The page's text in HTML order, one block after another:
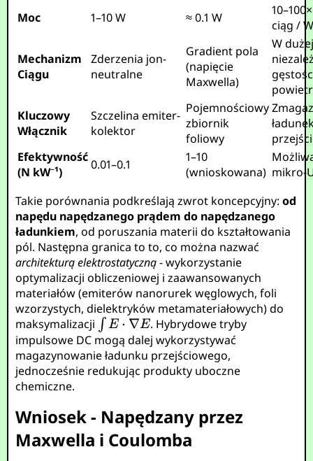
Moc
1–10 W ≈ 0.1 W
ciąg /
Mechanizm
Ciągu
Zderzenia jon-
neutralne
Gradient pola
(napięcie
Maxwella)
W
Kluczowy
Włącznik
Szczelina emiter-
kolektor
Pojemnościowy
zbiornik
foliowy
Efektywność
(N kW⁻¹)
0.01–0.1
1–10
(wnioskowana) mikro-
Takie porównania podkreślają zwrot koncepcyjny:od
napędu napędzanego prądem do napędzanego
ładunkiem, od poruszania materii do kształtowania
pól. Następna granica to to, co można nazwać
architekturą elektrostatyczną- wykorzystanie
optymalizacji obliczeniowej i zaawansowanych
materiałów (emiterów nanorurek węglowych, foli
wzorzystych, dielektryków metamateriałowych) do
maksymalizacji
. Hybrydowe tryby
impulsowe DC mogą dalej wykorzystywać
magazynowanie ładunku przejściowego,
jednocześnie redukując produkty uboczne
chemiczne.
Wniosek - Napędzany przez
Maxwella i Coulomba